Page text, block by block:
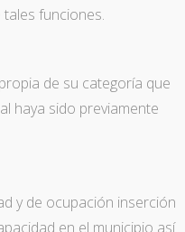
funciones.
de su categoría que
haya sido previamente
y de ocupación inserción
en el municipio así